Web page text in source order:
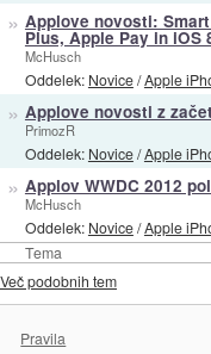
Tema
» Applove novosti:
Plus, Apple Pay in iOS
McHusch
Oddelek: Novice/Apple
» Applove novosti z
PrimozR
Oddelek: Novice/Apple
» Applov WWDC 2012
McHusch
Oddelek: Novice/Apple
Več podobnih tem
Pravila